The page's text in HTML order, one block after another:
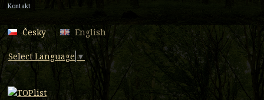
Kontakt
Česky English
Select Language ▼